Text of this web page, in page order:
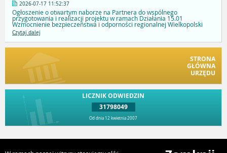
2026-07-17 11:52:37
Ogłoszenie o otwartym naborze na Partnera do wspólnego
przygotowania i realizacji projektu w ramach Działania 15.01
Wzmocnienie bezpieczeństwa i odporności regionalnej Wielkopolski
Czytaj dalej
STRONA
GŁÓWNA
URZĘDU
LICZNIK ODWIEDZIN
31798049
Od dnia 12 kwietnia 2007